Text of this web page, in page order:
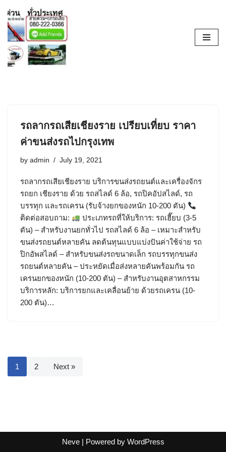
Skip
to
content
รถลากรถเสียเชียงราย เปรียบเที่ยบ ราคา
ค่าขนส่งรถไปกรุงเทพ
by admin July 19, 2021
รถลากรถเสียเชียงราย บริการขนส่งรถยนต์และเครื่องจักร
รถยก เชียงราย ด้วย รถสไลด์ 6 ล้อ, รถปิคอัปสไลด์, รถ
บรรทุก และรถเครน (รับจ้างยกของหนัก 10-200 ตัน)
ติดต่อสอบถาม:
ประเภทรถที่ให้บริการ: รถเฮี๊ยบ (3-5
ตัน) – สำหรับงานยกทั่วไป รถสไลด์ 6 ล้อ – เหมาะสำหรับ
ขนส่งรถยนต์หลายคัน ลดต้นทุนแบบแบ่งปันค่าใช้จ่าย รถ
ปิกอัพสไลด์ – สำหรับขนส่งรถขนาดเล็ก รถบรรทุกขนส่ง
รถยนต์หลายคัน – ประหยัดเมื่อส่งหลายคันพร้อมกัน รถ
เครนยกของหนัก (10-200 ตัน) – สำหรับงานอุตสาหกรรม
บริการหลัก: บริการยกและเคลื่อนย้าย ด้วยรถเครน (10-
200 ตัน)…
1 2 Next »
Neve| Powered by WordPress